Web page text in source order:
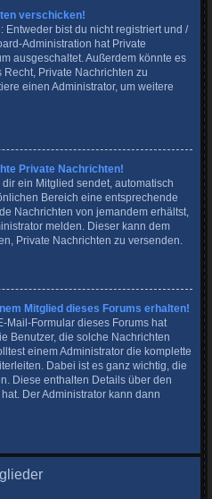
verschicken!
Entweder bist du nicht registriert und /
Administration hat Private
ausgeschaltet. Außerdem könnte es
Private Nachrichten zu
einen Administrator, um weitere
Private Nachrichten!
ein Mitglied sendet, automatisch
Bereich eine entsprechende
Nachrichten von jemandem erhältst,
melden. Dieser kann dem
Private Nachrichten zu versenden.
Mitglied dieses Forums erhalten!
Mail-Formular dieses Forums hat
Benutzer, die solche Nachrichten
einem Administrator die komplette
Dabei ist es ganz wichtig, die
Diese enthalten Details über den
Der Administrator kann dann